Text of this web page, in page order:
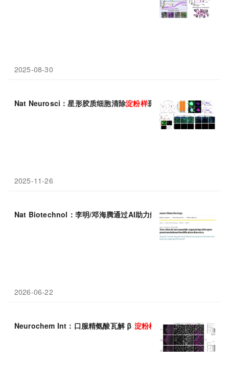
2025-08-30
Nat Neurosci：星形胶质细胞清除淀粉样斑块并保持阿尔茨海默
2025-11-26
Nat Biotechnol：李明/邓海腾通过AI助力解读黑暗蛋白质组，零
2026-06-22
Neurochem Int：口服精氨酸瓦解 β 淀粉样 斑块，低成本疗法有